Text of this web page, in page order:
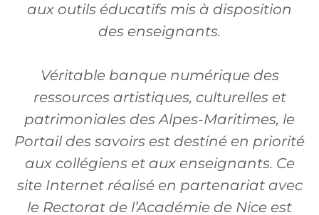
aux outils éducatifs mis à disposition
des enseignants.
Véritable banque numérique des
ressources artistiques, culturelles et
patrimoniales des Alpes-Maritimes, le
Portail des savoirs est destiné en priorité
aux collégiens et aux enseignants. Ce
site Internet réalisé en partenariat avec
le Rectorat de l’Académie de Nice est